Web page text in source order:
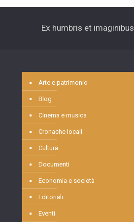
Ex humbris et imaginibus
Arte e patrimonio
Blog
Cinema e musica
Cronache locali
Cultura
Documenti
Economia e società
Editoriali
Eventi